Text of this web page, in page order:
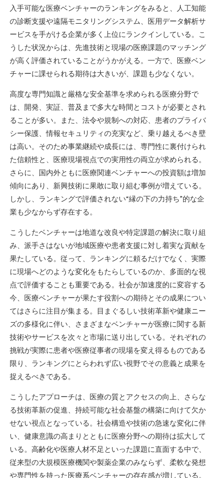
入手可能な医療ベンチャーのランキングをみると、人工知能
の診断支援や遠隔モニタリングシステム、医用データ解析サ
ービスを手がける企業が多く上位にランクインしている。こ
うした状況からは、先進技術と現場の医療課題のマッチング
が高く評価されていることがうかがえる。一方で、医療ベン
チャーに課せられる期待は大きいが、課題も少なくない。
高度な専門知識と厳格な安全基準を求められる医療分野で
は、開発、実証、普及まで多大な時間とコストが必要とされ
ることが多い。また、法令や規制への対応、患者のプライバ
シー保護、情報セキュリティの充実など、乗り越えるべき壁
は高い。そのため事業継続や成長には、専門性に裏付けられ
た信頼性と、医療現場視点での実用性の両立が求められる。
さらに、国内外ともに医療関連ベンチャーへの投資額は増加
傾向にあり、新興技術に果敢に取り組む事例が増えている。
しかし、ランキングで評価されない“縁の下の力持ち”的な企
業も少なからず存在する。
こうしたベンチャーは地道な改良や特定課題の解決に取り組
み、派手さはないが地域医療や患者支援に対し着実な貢献を
果たしている。従って、ランキングに頼るだけでなく、実際
に現場へどのような変化をもたらしているのか、多面的な視
点で評価することも重要である。社会が加速度的に変容する
今、医療ベンチャーが果たす役割への期待とその成果につい
てはさらに注目が集まる。目まぐるしい技術革新や健康ニー
ズの多様化に伴い、さまざまなベンチャーが医療に関する新
技術やサービスを次々と市場に送り出している。それぞれの
挑戦が実際に患者や医療従事者の現場を変え得るものである
限り、ランキングにとらわれず広い視野でその意義と成果を
捉えるべきである。
こうしたアプローチは、医療の質とアクセスの向上、さらな
る技術革新の促進、持続可能な社会基盤の構築に向けて欠か
せない視点となっている。社会構造や技術の急速な変化に伴
い、健康意識の高まりとともに医療分野への期待は拡大して
いる。高齢化や医療人材不足といった課題に直面する中で、
従来型の大規模医療機関や製薬企業のみならず、柔軟な発想
や専門性を持った医療系ベンチャーの存在感が増している。